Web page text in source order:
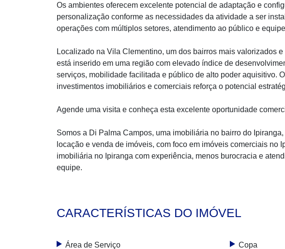
Os ambientes oferecem excelente potencial de adaptação e
personalização conforme as necessidades da atividade a ser
operações com múltiplos setores, atendimento ao público e
Localizado na Vila Clementino, um dos bairros mais valorizados
está inserido em uma região com elevado índice de
serviços, mobilidade facilitada e público de alto poder aquisitivo.
investimentos imobiliários e comerciais reforça o potencial
Agende uma visita e conheça esta excelente oportunidade
Somos a Di Palma Campos, uma imobiliária no bairro do
locação e venda de imóveis, com foco em imóveis comerciais no
imobiliária no Ipiranga com experiência, menos burocracia e
equipe.
CARACTERÍSTICAS DO IMÓVEL
Área de Serviço Copa